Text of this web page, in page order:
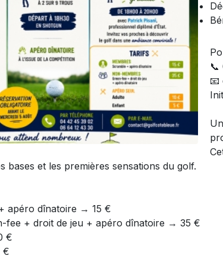
📧
bases et les premières sensations du golf.
apéro dînatoire → 15 €
fee + droit de jeu + apéro dînatoire → 35 €
€
€